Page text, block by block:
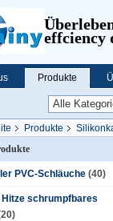
effciency
Produkte
Produkte
PVC-Schläuche (40)
schrumpfbares